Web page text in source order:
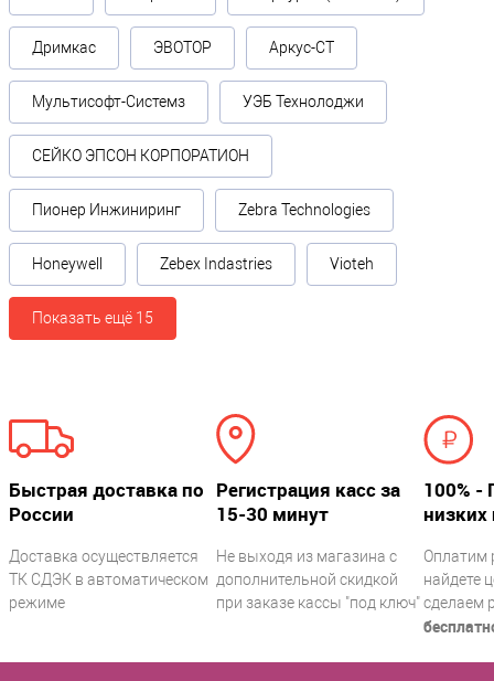
Дримкас ЭВОТОР Аркус-СТ
Мультисофт-Системз УЭБ Технолоджи
СЕЙКО ЭПСОН КОРПОРАТИОН
Пионер Инжиниринг Zebra Technologies
Honeywell Zebex Indastries Vioteh
Показать ещё 15
Быстрая доставка по
России
Доставка осуществляется
ТК СДЭК в автоматическом
режиме
Регистрация касс за
15-30 минут
Не выходя из магазина с
дополнительной скидкой
при заказе кассы "под ключ"
100% -
низких
Оплатим
найдете
сделаем